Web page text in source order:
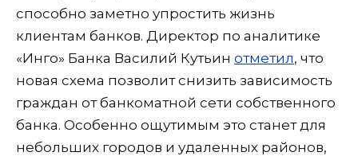
способно заметно упростить жизнь
клиентам банков. Директор по аналитике
«Инго» Банка Василий Кутьин отметил, что
новая схема позволит снизить зависимость
граждан от банкоматной сети собственного
банка. Особенно ощутимым это станет для
небольших городов и удаленных районов,